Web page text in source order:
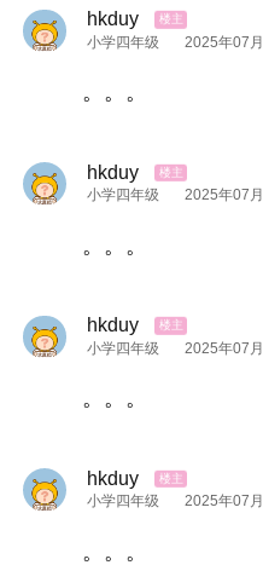
hkduy
小学四年级 2025年07
。。。
hkduy
小学四年级 2025年07
。。。
hkduy
小学四年级 2025年07
。。。
hkduy
小学四年级 2025年07
。。。